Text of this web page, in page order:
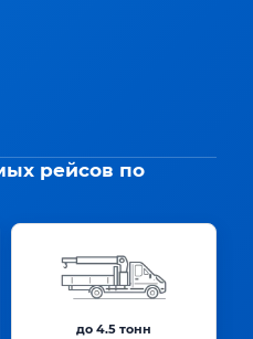
рейсов по
до 4.5 тонн